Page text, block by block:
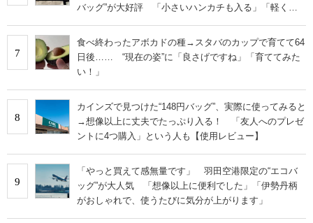
バッグ”が大好評 「小さいハンカチも入る」「軽くて
7
食べ終わったアボカドの種→スタバのカップで育てて64
日後…… “現在の姿”に「良さげですね」「育ててみた
い！」
8
カインズで見つけた“148円バッグ”、実際に使ってみると
→想像以上に丈夫でたっぷり入る！ 「友人へのプレゼ
ントに4つ購入」という人も【使用レビュー】
9
「やっと買えて感無量です」 羽田空港限定の“エコバ
ッグ”が大人気 「想像以上に便利でした」「伊勢丹柄
がおしゃれで、使うたびに気分が上がります」